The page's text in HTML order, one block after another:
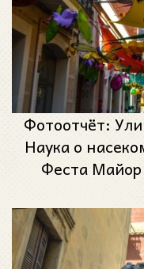
Фотоотчёт:
Наука о
Феста